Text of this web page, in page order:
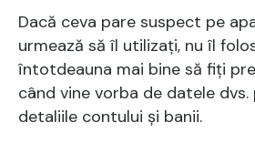
Dacă ceva pare suspect pe
urmează să îl utilizați, nu îl
întotdeauna mai bine să fiți
când vine vorba de datele dvs.
detaliile contului și banii.